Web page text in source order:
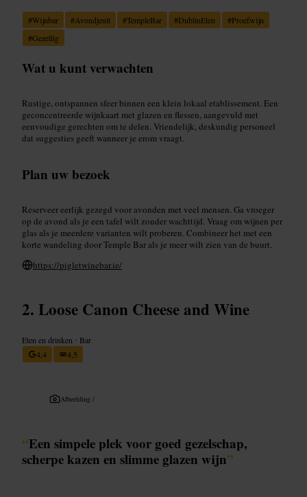
#Wijnbar #Avondjeuit #TempleBar #DublinEten #Proefwijn
#Gezellig
Wat u kunt verwachten
Rustige, ontspannen sfeer binnen een klein lokaal etablissement. Een
geconcentreerde wijnkaart met glazen en flessen, aangevuld met
eenvoudige gerechten om te delen. Vriendelijk, deskundig personeel
dat suggesties geeft wanneer je erom vraagt.
Plan uw bezoek
Reserveer eerlijk gezegd voor avonden met veel mensen. Ga vroeger
op de avond als je een tafel wilt zonder wachttijd. Vraag om wijnen per
glas als je meerdere varianten wilt proberen. Combineer het met een
korte wandeling door Temple Bar als je meer wilt zien van de buurt.
https://pigletwinebar.ie/
Loose Canon Cheese and Wine
Eten en drinken • Bar
4,4
4,5
Afbeelding /
“Een simpele plek voor goed gezelschap,
scherpe kazen en slimme glazen wijn”